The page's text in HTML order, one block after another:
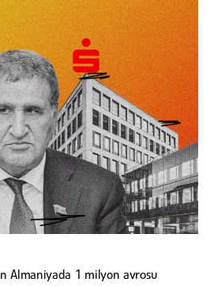
Almaniyada 1 milyon avrosu